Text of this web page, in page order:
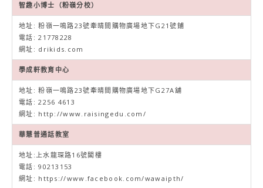
智趣小博士（粉嶺分校）
地址: 粉嶺一鳴路23號牽晴間購物廣場地下G21號鋪
電話: 21778228
網址: drikids.com
學成軒教育中心
地址: 粉嶺一鳴路23號牽晴間購物廣場地下G27A舖
電話: 2256 4613
網址: http://www.raisingedu.com/
華慧普通話教室
地址:上水龍琛路16號閣樓
電話: 90213153
網址: https://www.facebook.com/wawaipth/